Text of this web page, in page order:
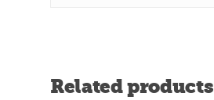
Related products